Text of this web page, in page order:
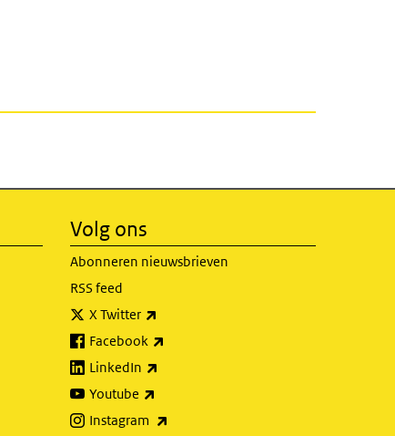
Volg ons
Abonneren nieuwsbrieven
RSS feed
X Twitter
Facebook
LinkedIn
Youtube
Instagram